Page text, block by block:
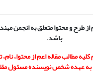
طرح و محتوا متعلق به انجمن
باشد.
مطالب مقاله اعم از محتوا،
به عهده شخص نویسنده مسئول